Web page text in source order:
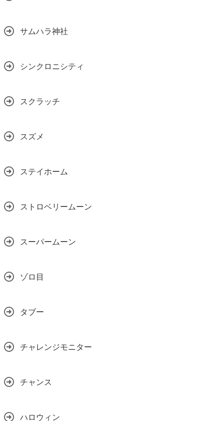
サムハラ神社
シンクロニシティ
スクラッチ
スズメ
ステイホーム
ストロベリームーン
スーパームーン
ゾロ目
タブー
チャレンジモニター
チャンス
ハロウィン